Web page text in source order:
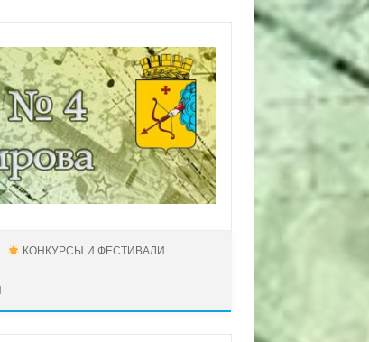
КОНКУРСЫ И ФЕСТИВАЛИ